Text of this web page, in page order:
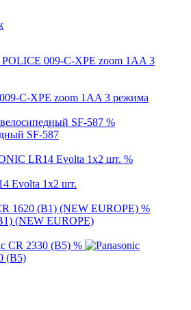
C-XPE zoom 1AA 3 режима
%
SF-587
%
Evolta 1x2 шт.
%
(NEW EUROPE)
%
(B5)